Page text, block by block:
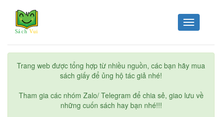
Toggle
navigation
Trang web được tổng hợp từ nhiều nguồn, các bạn hãy mua
sách giấy để ủng hộ tác giả nhé!
Tham gia các nhóm Zalo/ Telegram để chia sẻ, giao lưu về
những cuốn sách hay bạn nhé!!!